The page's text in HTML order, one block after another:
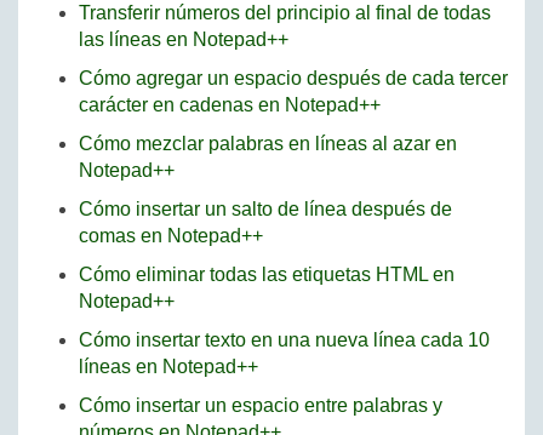
Transferir números del principio al final de todas
las líneas en Notepad++
Cómo agregar un espacio después de cada tercer
carácter en cadenas en Notepad++
Cómo mezclar palabras en líneas al azar en
Notepad++
Cómo insertar un salto de línea después de
comas en Notepad++
Cómo eliminar todas las etiquetas HTML en
Notepad++
Cómo insertar texto en una nueva línea cada 10
líneas en Notepad++
Cómo insertar un espacio entre palabras y